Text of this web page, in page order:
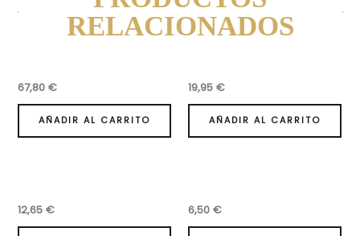
RELACIONADOS
67,80€
AÑADIR AL CARRITO
19,95 €
AÑADIR AL CARRITO
12,65€ 6,50 €